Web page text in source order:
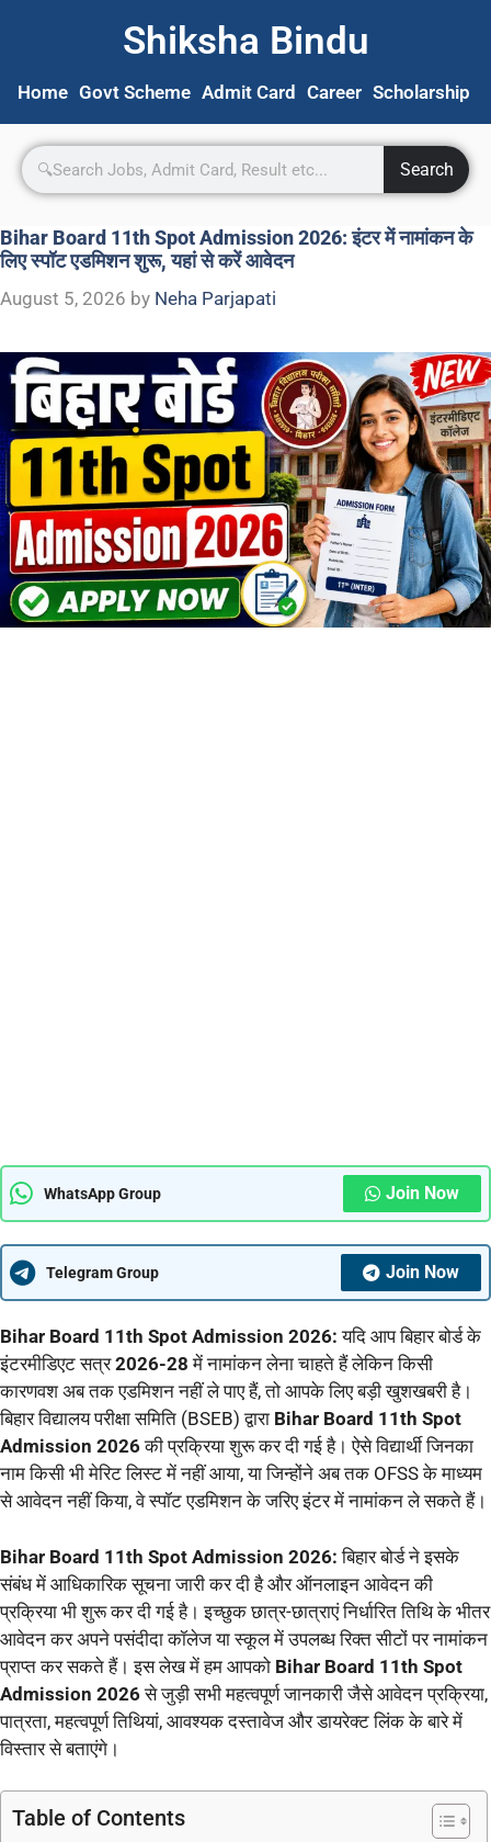
Shiksha Bindu
Home Govt Scheme Admit Card Career Scholarship
Search
Bihar Board 11th Spot Admission 2026: इंटर में नामांकन के
लिए स्पॉट एडमिशन शुरू, यहां से करें आवेदन
August 5, 2026 by Neha Parjapati
WhatsApp Group Join Now
Telegram Group Join Now
Bihar Board 11th Spot Admission 2026: यदि आप बिहार बोर्ड के
इंटरमीडिएट सत्र2026-28 में नामांकन लेना चाहते हैं लेकिन किसी
कारणवश अब तक एडमिशन नहीं ले पाए हैं, तो आपके लिए बड़ी खुशखबरी है।
बिहार विद्यालय परीक्षा समिति (BSEB) द्वारा Bihar Board 11th Spot
Admission 2026की प्रक्रिया शुरू कर दी गई है। ऐसे विद्यार्थी जिनका
नाम किसी भी मेरिट लिस्ट में नहीं आया, या जिन्होंने अब तक OFSS के माध्यम
से आवेदन नहीं किया, वे स्पॉट एडमिशन के जरिए इंटर में नामांकन ले सकते हैं।
Bihar Board 11th Spot Admission 2026:बिहार बोर्ड ने इसके
संबंध में आधिकारिक सूचना जारी कर दी है और ऑनलाइन आवेदन की
प्रक्रिया भी शुरू कर दी गई है। इच्छुक छात्र-छात्राएं निर्धारित तिथि के भीतर
आवेदन कर अपने पसंदीदा कॉलेज या स्कूल में उपलब्ध रिक्त सीटों पर नामांकन
प्राप्त कर सकते हैं। इस लेख में हम आपको Bihar Board 11th Spot
Admission 2026से जुड़ी सभी महत्वपूर्ण जानकारी जैसे आवेदन प्रक्रिया,
पात्रता, महत्वपूर्ण तिथियां, आवश्यक दस्तावेज और डायरेक्ट लिंक के बारे में
विस्तार से बताएंगे।
Table of Contents